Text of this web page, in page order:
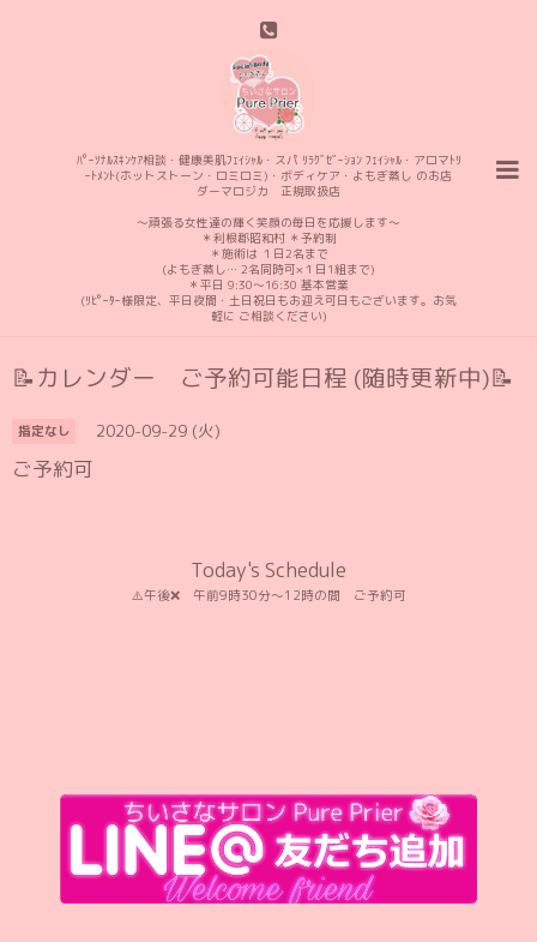
ﾊﾟｰｿﾅﾙｽｷﾝｹｱ相談・健康美肌ﾌｪｲｼｬﾙ・スパ ﾘﾗｸﾞｾﾞｰｼｮﾝ ﾌｪｲｼｬﾙ・アロマﾄﾘ
ｰﾄﾒﾝﾄ(ホットストーン・ロミロミ)・ボディケア・よもぎ蒸し のお店
ダーマロジカ 正規取扱店
〜頑張る女性達の輝く笑顔の毎日を応援します〜
＊利根郡昭和村 ＊予約制
＊施術は １日2名まで
(よもぎ蒸し… 2名同時可×１日1組まで)
＊平日 9:30〜16:30 基本営業
(ﾘﾋﾟｰﾀｰ様限定、平日夜間・土日祝日もお迎え可日もございます。お気
軽に ご相談ください)
📝カレンダー ご予約可能日程 (随時更新中)📝
指定なし 2020-09-29 (火)
ご予約可
Today's Schedule
⚠️午後❌️ 午前9時30分〜12時の間 ご予約可